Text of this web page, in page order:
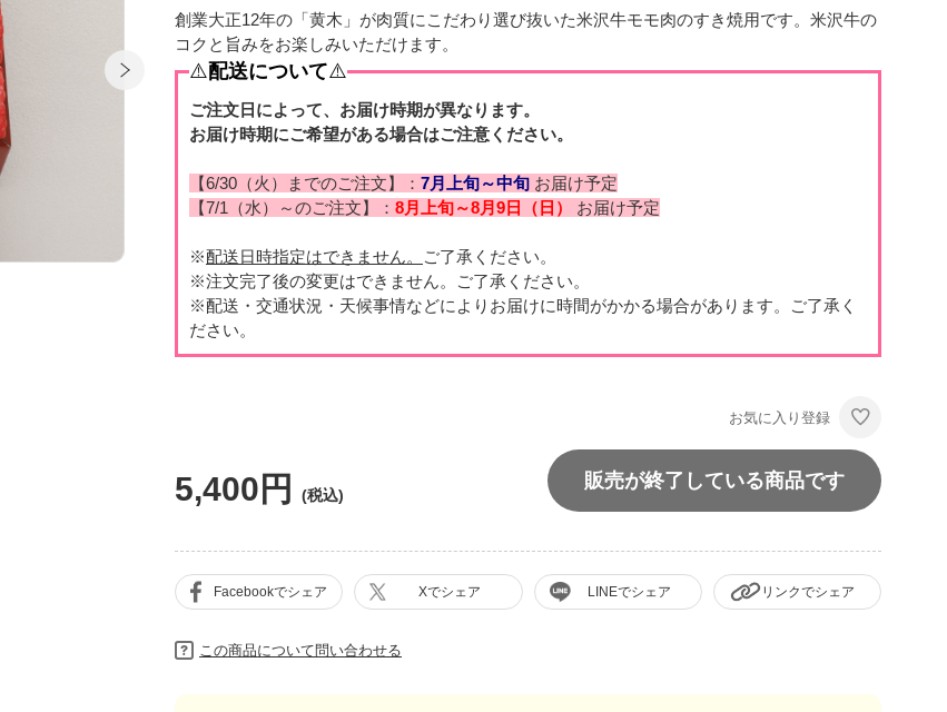
5,400円
お気に入り登録
販売が終了している商品です
創業大正12年の「黄木」が肉質にこだわり選び抜いた米沢牛モモ肉のすき焼用です。米沢牛の
コクと旨みをお楽しみいただけます。
⚠️配送について⚠️
ご注文日によって、お届け時期が異なります。
お届け時期にご希望がある場合はご注意ください。
【6/30（火）までのご注文】： 7月上旬～中旬 お届け予定
【7/1（水）～のご注文】： 8月上旬～8月9日（日） お届け予定
※配送日時指定はできません。
ご了承ください。
※注文完了後の変更はできません。ご了承ください。
※配送・交通状況・天候事情などによりお届けに時間がかかる場合があります。ご了承く
ださい。
この商品について問い合わせる
Facebookでシェア Xでシェア LINEでシェア リンクでシェア